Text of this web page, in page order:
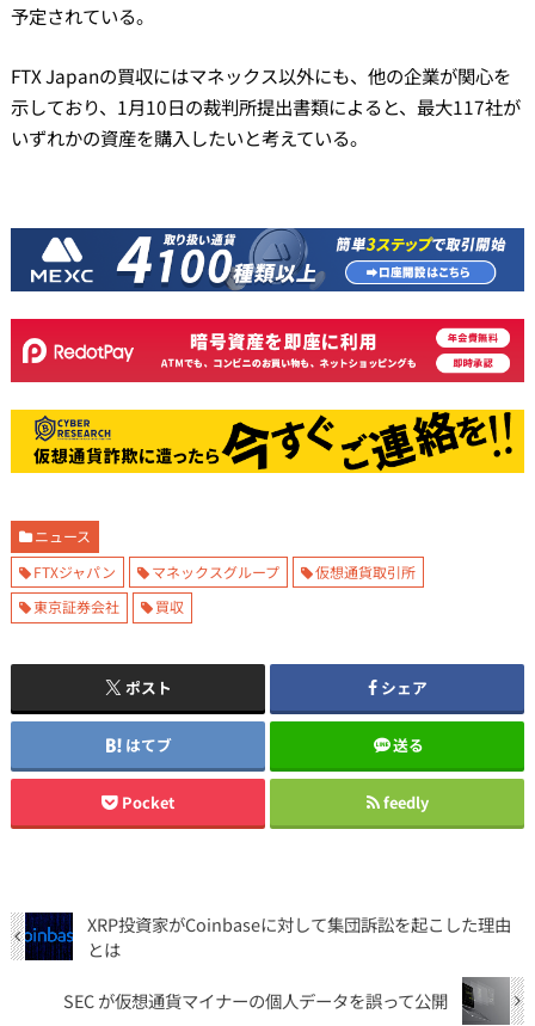
予定されている。
FTX Japanの買収にはマネックス以外にも、他の企業が関心を
示しており、1月10日の裁判所提出書類によると、最大117社が
いずれかの資産を購入したいと考えている。
ニュース
FTXジャパン
マネックスグループ
仮想通貨取引所
東京証券会社
買収
ポスト シェア
はてブ 送る
Pocket feedly
XRP投資家がCoinbaseに対して集団訴訟を起こした理由
とは
SEC が仮想通貨マイナーの個人データを誤って公開